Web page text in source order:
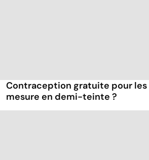
Contraception gratuite pour les
mesure en demi-teinte ?